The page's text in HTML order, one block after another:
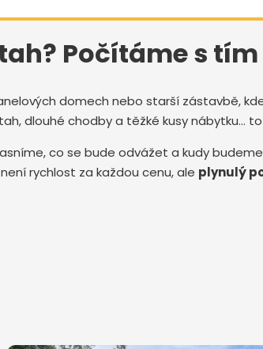
Počítáme s tím
domech nebo starší zástavbě,
dlouhé chodby a těžké kusy nábytku…
co se bude odvážet a kudy
rychlost za každou cenu, ale plynulý